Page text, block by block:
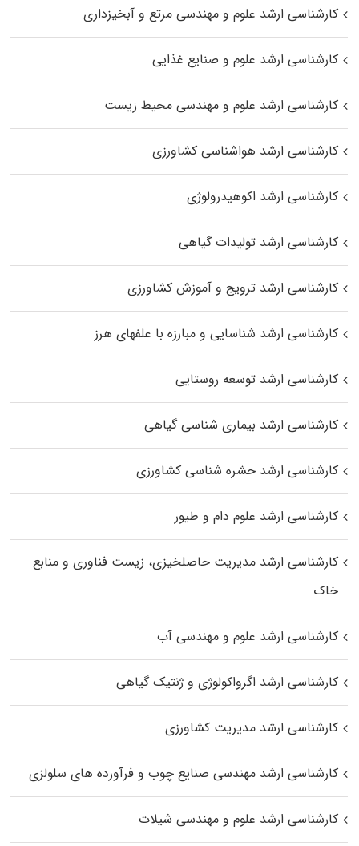
کارشناسی ارشد علوم و مهندسی مرتع و آبخیزداری
کارشناسی ارشد علوم و صنایع غذایی
کارشناسی ارشد علوم و مهندسی محیط زیست
کارشناسی ارشد هواشناسی کشاورزی
کارشناسی ارشد اکوهیدرولوژی
کارشناسی ارشد تولیدات گیاهی
کارشناسی ارشد ترویج و آموزش کشاورزی
کارشناسی ارشد شناسایی و مبارزه با علفهای هرز
کارشناسی ارشد توسعه روستایی
کارشناسی ارشد بیماری‌ شناسی گیاهی
کارشناسی ارشد حشره‌ شناسی کشاورزی
کارشناسی ارشد علوم دام و طیور
کارشناسی ارشد مدیریت حاصلخیزی، زیست فناوری و منابع
خاک
کارشناسی ارشد علوم و مهندسی آب
کارشناسی ارشد اگرواکولوژی و ژنتیک گیاهی
کارشناسی ارشد مدیریت کشاورزی
کارشناسی ارشد مهندسی صنایع چوب و فرآورده‌ های سلولزی
کارشناسی ارشد علوم و مهندسی شیلات